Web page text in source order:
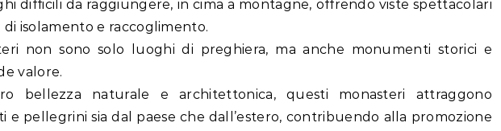
difficili da raggiungere, in cima a montagne, offrendo viste spettacolari
di isolamento e raccoglimento.
non sono solo luoghi di preghiera, ma anche monumenti storici e
valore.
bellezza naturale e architettonica, questi monasteri attraggono
e pellegrini sia dal paese che dall’estero, contribuendo alla promozione